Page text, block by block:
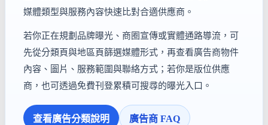
媒體類型與服務內容快速比對合適供應商。
若你正在規劃品牌曝光、商圈宣傳或實體通路導流，可
先從分類頁與地區頁篩選媒體形式，再查看廣告商物件
內容、圖片、服務範圍與聯絡方式；若你是版位供應
商，也可透過免費刊登累積可搜尋的曝光入口。
查看廣告分類說明 廣告商 FAQ